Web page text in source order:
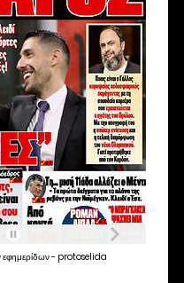
εφημερίδων- protoselida